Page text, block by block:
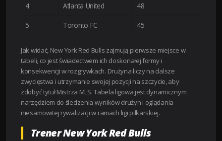
4 Atlanta United 48
5 Toronto FC 45
Jak widać, New York Red Bulls zajmują pierwsze miejsce w
tabeli, co jest świadectwem ich doskonałej formy i
konsekwencji w rozgrywkach. Drużyna liczy na dalsze
zwycięstwa i utrzymanie swojej pozycji na szczycie, aby
zdobyć tytuł Mistrza MLS. Tabela ligowa jest dynamicznym
narzędziem do śledzenia wyników drużyn i oglądania
niesamowitej rywalizacji w ramach ligi piłkarskiej.
Trener New York Red Bulls